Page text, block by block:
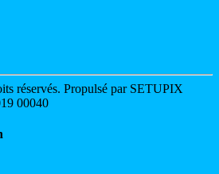
réservés. Propulsé par SETUPIX
00040